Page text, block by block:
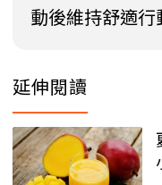
動後維持舒適行
延伸閱讀